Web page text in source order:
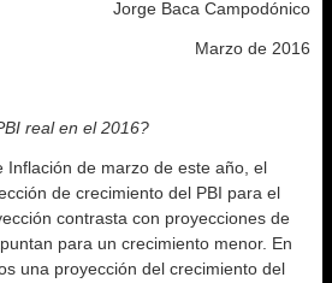
Jorge Baca Campodónico
Marzo de 2016
real en el 2016?
de marzo de este año, el
de crecimiento del PBI para el
contrasta con proyecciones de
para un crecimiento menor. En
una proyección del crecimiento del